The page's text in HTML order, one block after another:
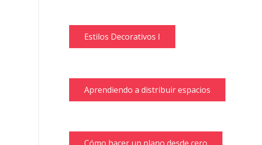
Estilos Decorativos I
Aprendiendo a distribuir espacios